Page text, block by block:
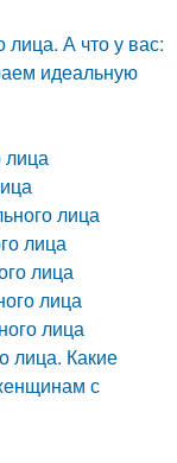
лица. А что у вас:
идеальную
лица
лица
лица
лица
лица
лица
лица. Какие
с